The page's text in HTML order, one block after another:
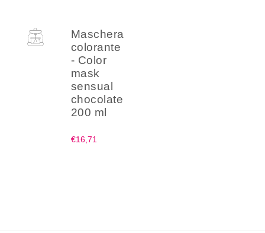
Maschera
colorante
- Color
mask
sensual
chocolate
200 ml
€16,71